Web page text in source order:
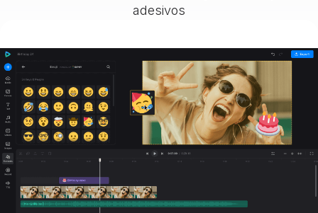
adesivos